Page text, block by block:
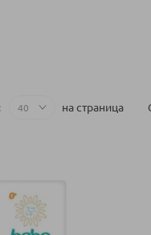
на страница